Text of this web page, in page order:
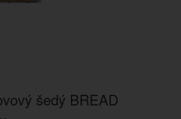
šedý BREAD